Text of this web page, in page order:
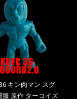
キン肉マン スグ
服 原作 ターコイズ